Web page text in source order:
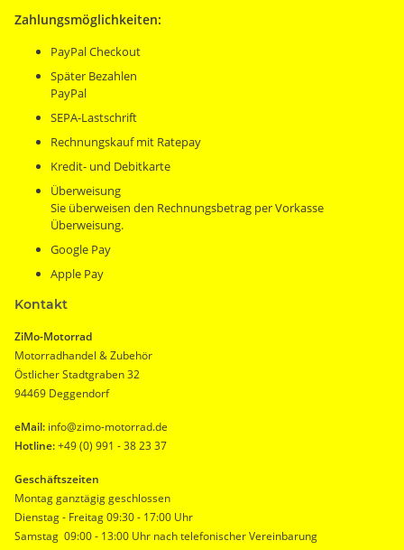
Zahlungsmöglichkeiten:
PayPal Checkout
Später Bezahlen
PayPal
SEPA-Lastschrift
Rechnungskauf mit Ratepay
Kredit- und Debitkarte
Überweisung
Sie überweisen den Rechnungsbetrag per Vorkasse
Überweisung.
Google Pay
Apple Pay
Kontakt
ZiMo-Motorrad
Motorradhandel & Zubehör
Östlicher Stadtgraben 32
94469 Deggendorf
eMail: info@zimo-motorrad.de
Hotline:+49 (0) 991 - 38 23 37
Geschäftszeiten
Montag ganztägig geschlossen
Dienstag - Freitag 09:30 - 17:00 Uhr
Samstag 09:00 - 13:00 Uhr nach telefonischer Vereinbarung